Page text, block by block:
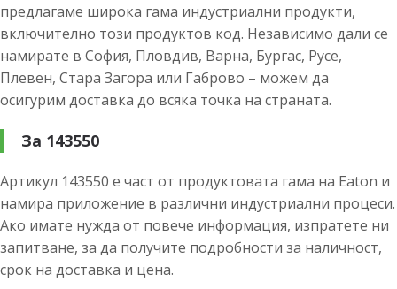
предлагаме широка гама индустриални продукти,
включително този продуктов код. Независимо дали се
намирате в София, Пловдив, Варна, Бургас, Русе,
Плевен, Стара Загора или Габрово – можем да
осигурим доставка до всяка точка на страната.
За 143550
Артикул 143550 е част от продуктовата гама на Eaton и
намира приложение в различни индустриални процеси.
Ако имате нужда от повече информация, изпратете ни
запитване, за да получите подробности за наличност,
срок на доставка и цена.